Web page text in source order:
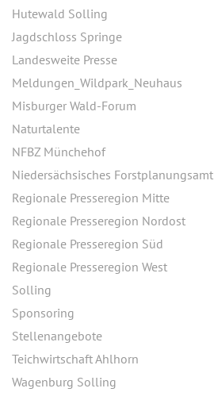
Hutewald Solling
Jagdschloss Springe
Landesweite Presse
Meldungen_Wildpark_Neuhaus
Misburger Wald-Forum
Naturtalente
NFBZ Münchehof
Niedersächsisches Forstplanungsamt
Regionale Presseregion Mitte
Regionale Presseregion Nordost
Regionale Presseregion Süd
Regionale Presseregion West
Solling
Sponsoring
Stellenangebote
Teichwirtschaft Ahlhorn
Wagenburg Solling